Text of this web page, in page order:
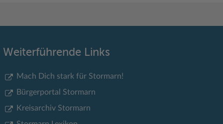
Weiterführende Links
Mach Dich stark für Stormarn!
Bürgerportal Stormarn
Kreisarchiv Stormarn